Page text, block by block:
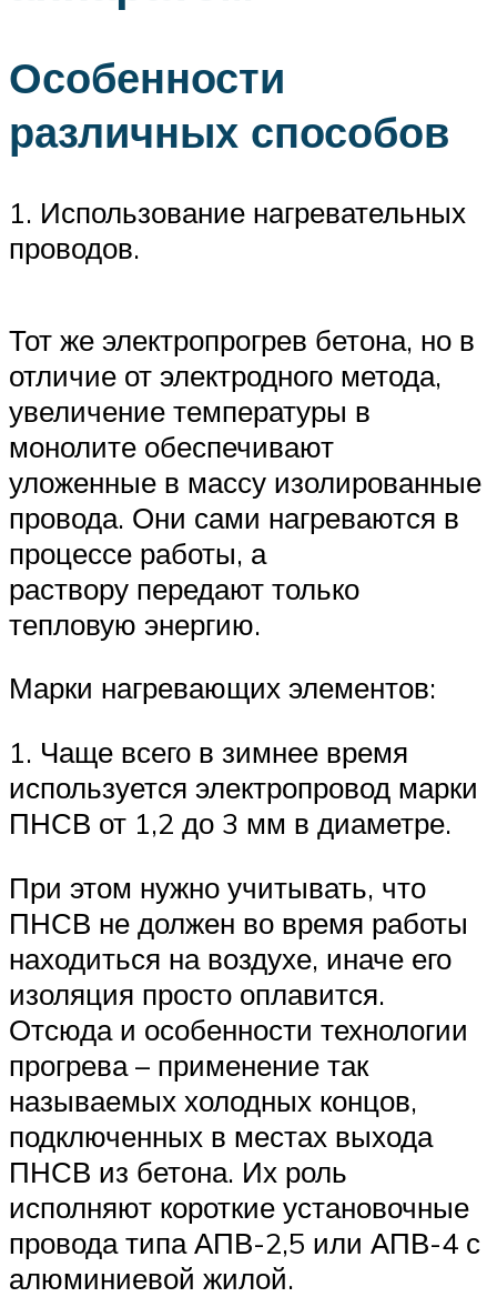
Особенности
различных способов
1. Использование нагревательных
проводов.
Тот же электропрогрев бетона, но в
отличие от электродного метода,
увеличение температуры в
монолите обеспечивают
уложенные в массу изолированные
провода. Они сами нагреваются в
процессе работы, а
раствору передают только
тепловую энергию.
Марки нагревающих элементов:
1. Чаще всего в зимнее время
используется электропровод марки
ПНСВ от 1,2 до 3 мм в диаметре.
При этом нужно учитывать, что
ПНСВ не должен во время работы
находиться на воздухе, иначе его
изоляция просто оплавится.
Отсюда и особенности технологии
прогрева – применение так
называемых холодных концов,
подключенных в местах выхода
ПНСВ из бетона. Их роль
исполняют короткие установочные
провода типа АПВ-2,5 или АПВ-4 с
алюминиевой жилой.